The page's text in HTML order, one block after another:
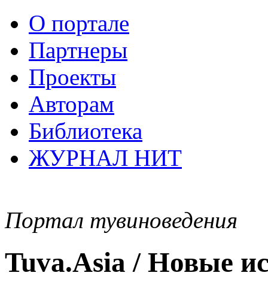
О портале
Партнеры
Проекты
Авторам
Библиотека
ЖУРНАЛ НИТ
Портал тувиноведения
Tuva.Asia / Новые